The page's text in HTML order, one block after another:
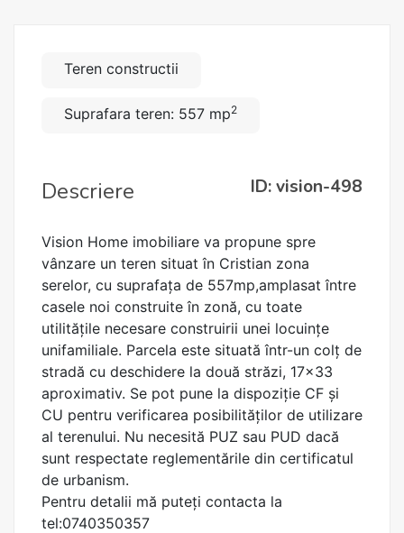
Teren constructii
Suprafara teren: 557 mp2
Descriere ID: vision-498
Vision Home imobiliare va propune spre
vânzare un teren situat în Cristian zona
serelor, cu suprafața de 557mp,amplasat între
casele noi construite în zonă, cu toate
utilitățile necesare construirii unei locuințe
unifamiliale. Parcela este situată într-un colț de
stradă cu deschidere la două străzi, 17x33
aproximativ. Se pot pune la dispoziție CF și
CU pentru verificarea posibilităților de utilizare
al terenului. Nu necesită PUZ sau PUD dacă
sunt respectate reglementările din certificatul
de urbanism.
Pentru detalii mă puteți contacta la
tel:0740350357